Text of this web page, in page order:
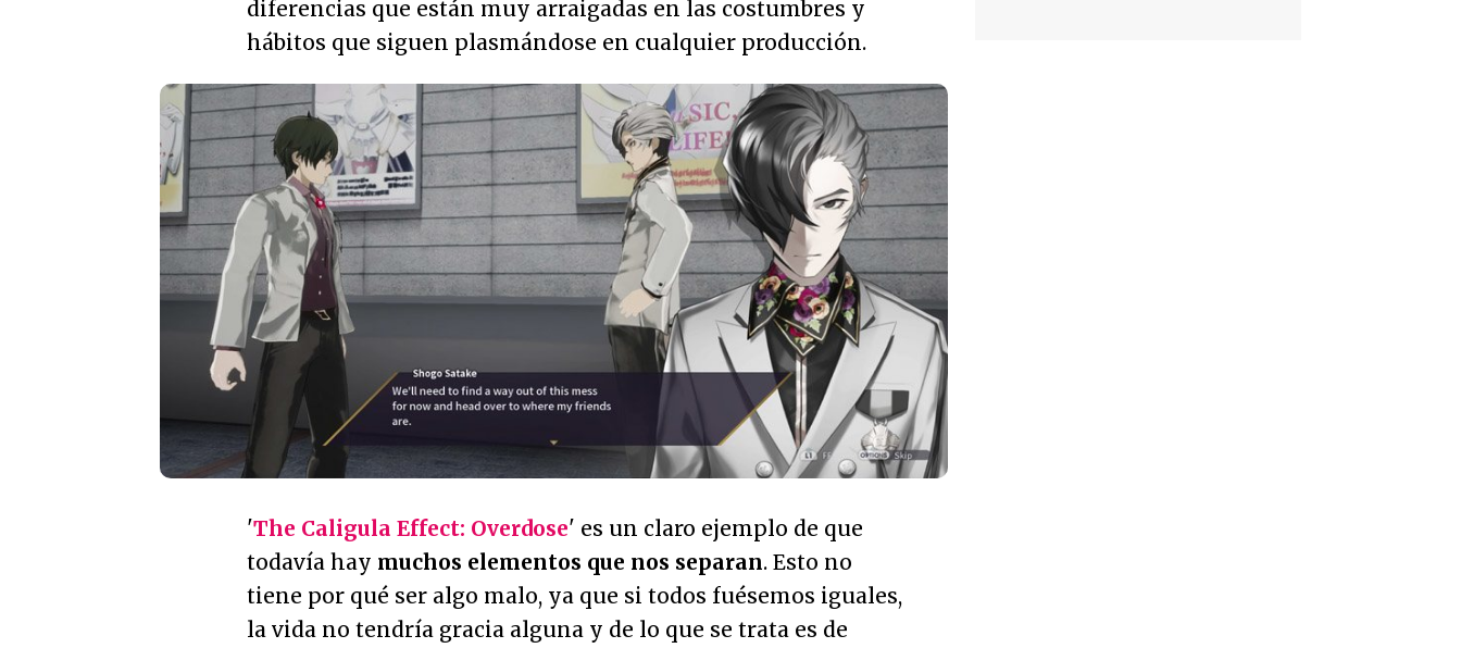
diferencias que están muy arraigadas en las costumbres y
hábitos que siguen plasmándose en cualquier producción.
'The Caligula Effect: Overdose' es un claro ejemplo de que
todavía hay muchos elementos que nos separan. Esto no
tiene por qué ser algo malo, ya que si todos fuésemos iguales,
la vida no tendría gracia alguna y de lo que se trata es de